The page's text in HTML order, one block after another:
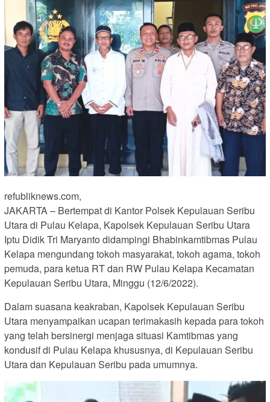
refubliknews.com,
JAKARTA – Bertempat di Kantor Polsek Kepulauan Seribu
Utara di Pulau Kelapa, Kapolsek Kepulauan Seribu Utara
Iptu Didik Tri Maryanto didampingi Bhabinkamtibmas Pulau
Kelapa mengundang tokoh masyarakat, tokoh agama, tokoh
pemuda, para ketua RT dan RW Pulau Kelapa Kecamatan
Kepulauan Seribu Utara, Minggu (12/6/2022).
Dalam suasana keakraban, Kapolsek Kepulauan Seribu
Utara menyampaikan ucapan terimakasih kepada para tokoh
yang telah bersinergi menjaga situasi Kamtibmas yang
kondusif di Pulau Kelapa khususnya, di Kepulauan Seribu
Utara dan Kepulauan Seribu pada umumnya.